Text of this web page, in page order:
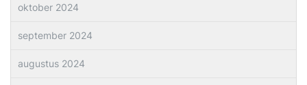
oktober 2024
september 2024
augustus 2024